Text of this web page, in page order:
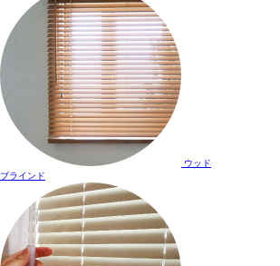
ウッド
ブラインド